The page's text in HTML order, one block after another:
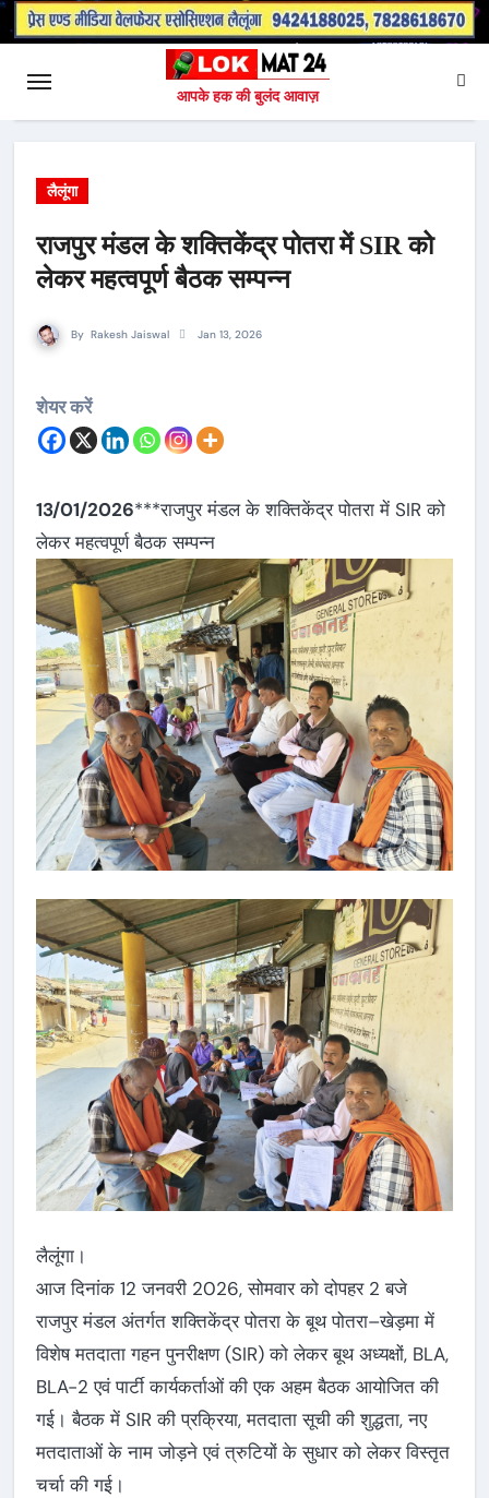
आपके हक की बुलंद आवाज़
लैलूंगा
राजपुर मंडल के शक्तिकेंद्र पोतरा में SIR को
लेकर महत्वपूर्ण बैठक सम्पन्न
By Rakesh Jaiswal Jan 13, 2026
शेयर करें
13/01/2026***राजपुर मंडल के शक्तिकेंद्र पोतरा में SIR को
लेकर महत्वपूर्ण बैठक सम्पन्न
लैलूंगा।
आज दिनांक 12 जनवरी 2026, सोमवार को दोपहर 2 बजे
राजपुर मंडल अंतर्गत शक्तिकेंद्र पोतरा के बूथ पोतरा–खेड़मा में
विशेष मतदाता गहन पुनरीक्षण (SIR) को लेकर बूथ अध्यक्षों, BLA,
BLA-2 एवं पार्टी कार्यकर्ताओं की एक अहम बैठक आयोजित की
गई। बैठक में SIR की प्रक्रिया, मतदाता सूची की शुद्धता, नए
मतदाताओं के नाम जोड़ने एवं त्रुटियों के सुधार को लेकर विस्तृत
चर्चा की गई।